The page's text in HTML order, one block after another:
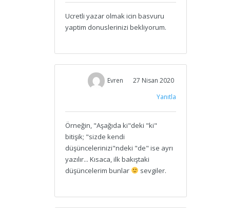
Ucretli yazar olmak icin basvuru
yaptim donuslerinizi bekliyorum.
Evren
27 Nisan 2020
Yanıtla
Örneğin, "Aşağıda ki"deki "ki"
bitişik; "sizde kendi
düşüncelerinizi"ndeki "de" ise ayrı
yazılır... Kısaca, ilk bakıştaki
düşüncelerim bunlar
sevgiler.